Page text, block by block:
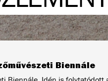
Biennále